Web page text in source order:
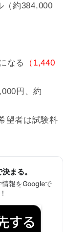
（約384,000
なる
（1,440
円、約
望者は試験料
まる。
情報をGoogleで